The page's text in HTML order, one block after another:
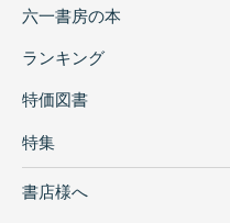
六一書房の本
ランキング
特価図書
特集
書店様へ